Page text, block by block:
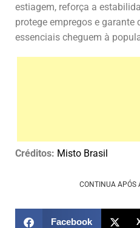
estiagem, reforça a
protege empregos e garante
essenciais cheguem à
Créditos: Misto Brasil
CONTINUA APÓS
Facebook